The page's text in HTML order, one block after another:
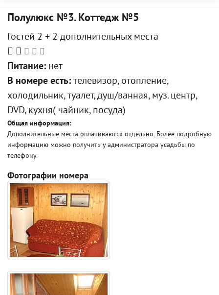
Полулюкс №3. Коттедж №5
Гостей 2 + 2 дополнительных места
Питание: нет
В номере есть: телевизор, отопление,
холодильник, туалет, душ/ванная, муз. центр,
DVD, кухня( чайник, посуда)
Общая информация:
Дополнительные места оплачиваются отдельно. Более подробную
информацию можно получить у администратора усадьбы по
телефону.
Фотографии номера